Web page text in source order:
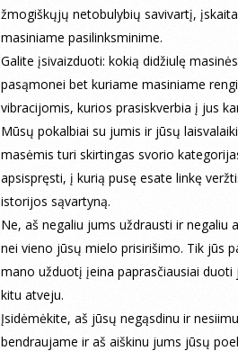
žmogiškųjų netobulybių savivartį,
masiniame pasilinksminime.
Galite įsivaizduoti: kokią didžiulę
pasąmonei bet kuriame masiniame
vibracijomis, kurios prasiskverbia į jus
Mūsų pokalbiai su jumis ir jūsų
masėmis turi skirtingas svorio
apsispręsti, į kurią pusę esate linkę
istorijos sąvartyną.
Ne, aš negaliu jums uždrausti ir
nei vieno jūsų mielo prisirišimo. Tik jūs
mano užduotį įeina paprasčiausiai
kitu atveju.
Įsidėmėkite, aš jūsų negąsdinu ir
bendraujame ir aš aiškinu jums jūsų